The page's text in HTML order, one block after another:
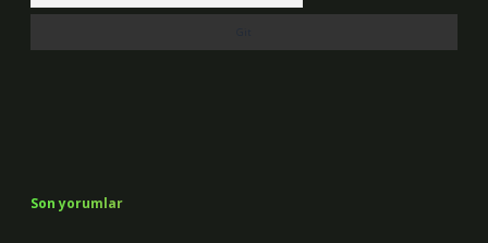
Son yorumlar